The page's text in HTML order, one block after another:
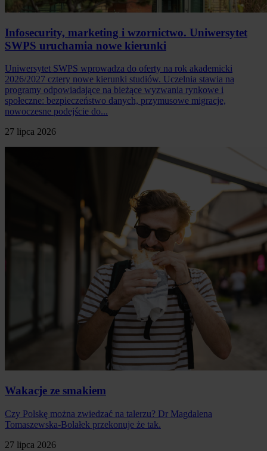
Infosecurity, marketing i wzornictwo. Uniwersytet
SWPS uruchamia nowe kierunki
Uniwersytet SWPS wprowadza do oferty na rok akademicki
2026/2027 cztery nowe kierunki studiów. Uczelnia stawia na
programy odpowiadające na bieżące wyzwania rynkowe i
społeczne: bezpieczeństwo danych, przymusowe migracje,
nowoczesne podejście do...
27 lipca 2026
Wakacje ze smakiem
Czy Polskę można zwiedzać na talerzu? Dr Magdalena
Tomaszewska-Bolałek przekonuje że tak.
27 lipca 2026